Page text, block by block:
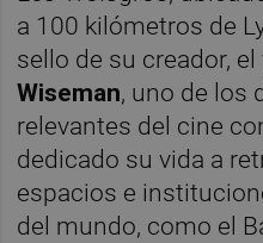
a 100 kilómetros de
sello de su creador,
Wiseman, uno de los
relevantes del cine
dedicado su vida a
espacios e
del mundo, como el